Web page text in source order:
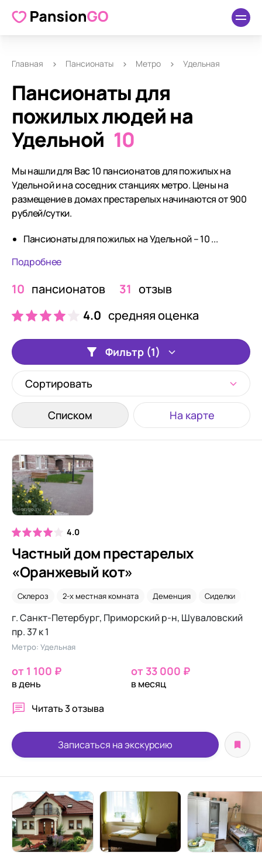
Главная Пансионаты Метро Удельная
Пансионаты для
пожилых людей на
Удельной 10
Мы нашли для Вас 10 пансионатов для пожилых на
Удельной и на соседних станциях метро. Цены на
размещение в домах престарелых начинаются от 900
рублей/сутки.
Пансионаты для пожилых на Удельной – 10 ...
Подробнее
10 пансионатов 31 отзыв
4.0 средняя оценка
Фильтр (1)
Сортировать
Списком На карте
4.0
Частный дом престарелых
«Оранжевый кот»
Склероз 2-х местная комната Деменция Сиделки
г. Санкт-Петербург, Приморский р-н, Шуваловский
пр. 37 к 1
Метро: Удельная
от 1 100 ₽
в день
от 33 000 ₽
в месяц
Читать3 отзыва
Записаться на экскурсию